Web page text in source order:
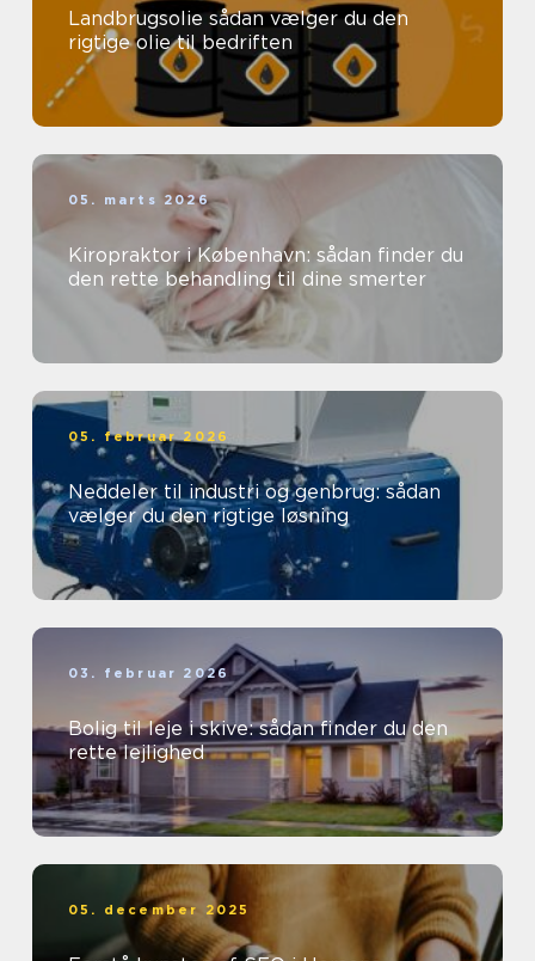
Landbrugsolie sådan vælger du den
rigtige olie til bedriften
05. marts 2026
Kiropraktor i København: sådan finder du
den rette behandling til dine smerter
05. februar 2026
Neddeler til industri og genbrug: sådan
vælger du den rigtige løsning
03. februar 2026
Bolig til leje i skive: sådan finder du den
rette lejlighed
05. december 2025